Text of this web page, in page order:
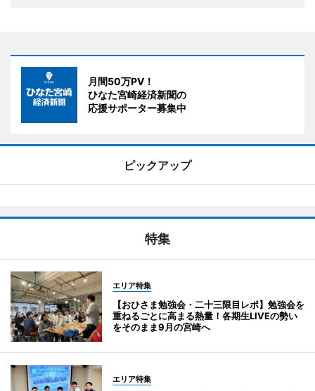
月間50万PV！
ひなた宮崎経済新聞の
応援サポーター募集中
ピックアップ
特集
エリア特集
【おひさま勉強会・二十三限目レポ】勉強会を
重ねるごとに高まる熱量！各期生LIVEの勢い
をそのまま9月の宮崎へ
エリア特集